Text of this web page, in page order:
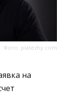
Фото: platezhy.com
на